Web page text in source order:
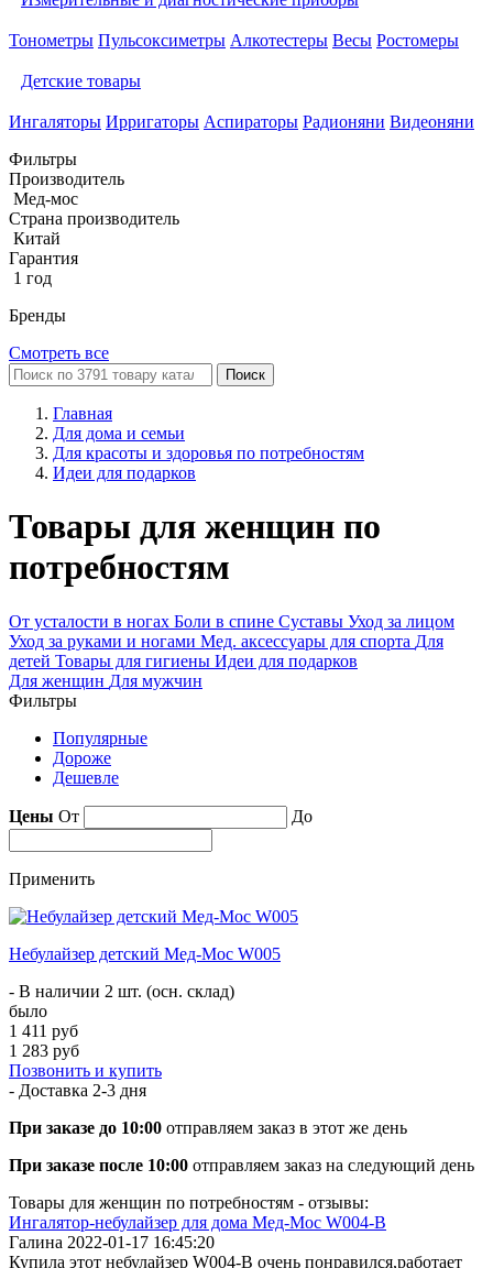
Тонометры Пульсоксиметры Алкотестеры Весы Ростомеры
Детские товары
Ингаляторы Ирригаторы Аспираторы Радионяни Видеоняни
Фильтры
Производитель
Мед-мос
Страна производитель
Китай
Гарантия
1 год
Бренды
Смотреть все
Поиск
Главная
Для дома и семьи
Для красоты и здоровья по потребностям
Идеи для подарков
Товары для женщин по
потребностям
От усталости в ногах Боли в спине Суставы Уход за лицом
Уход за руками и ногами Мед. аксессуары для спорта Для
детей Товары для гигиены Идеи для подарков
Для женщин Для мужчин
Фильтры
Популярные
Дороже
Дешевле
Цены От До
Применить
Небулайзер детский Мед-Мос W005
- В наличии 2 шт. (осн. склад)
было
1 411 руб
1 283 руб
Позвонить и купить
- Доставка 2-3 дня
При заказе до 10:00 отправляем заказ в этот же день
При заказе после 10:00 отправляем заказ на следующий день
Товары для женщин по потребностям - отзывы:
Ингалятор-небулайзер для дома Мед-Мос W004-B
Галина 2022-01-17 16:45:20
Купила этот небулайзер W004-B очень понравился,работает